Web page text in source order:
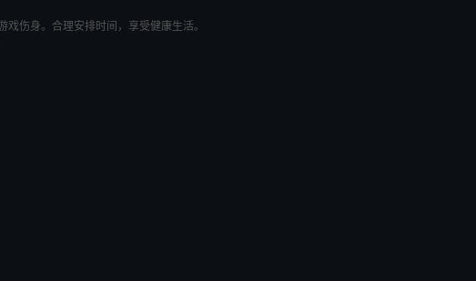
伤身。合理安排时间，享受健康生活。